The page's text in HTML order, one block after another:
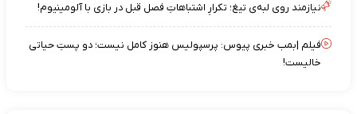
نیازمند روی لبه‌ی تیغ؛ تکرارِ اشتباهاتِ فصل قبل در بازی با آلومینیوم!
فیلم |بمب خبری پیوس: پرسپولیس هنوز کامل نیست؛ دو پستِ حیاتی
خالیست!